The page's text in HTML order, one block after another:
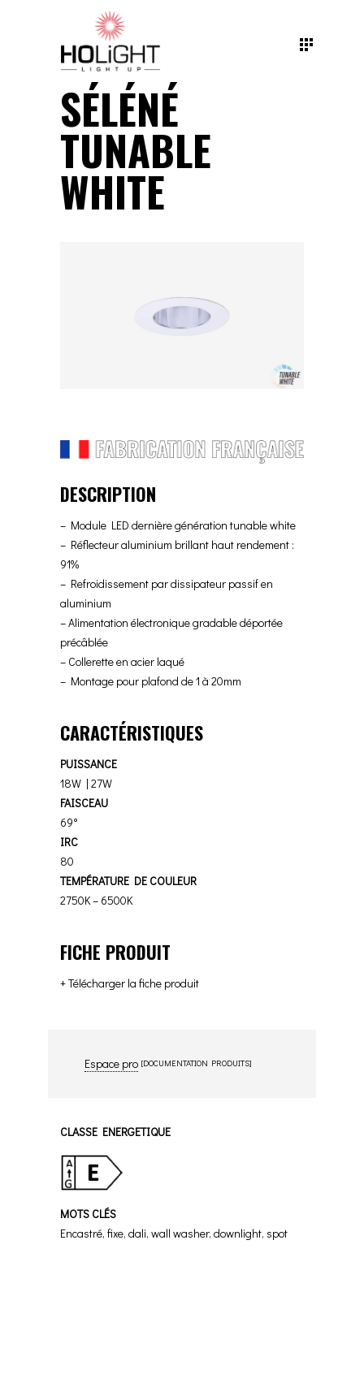
SÉLÉNÉ
TUNABLE
WHITE
DESCRIPTION
– Module LED dernière génération tunable white
– Réflecteur aluminium brillant haut rendement :
91%
– Refroidissement par dissipateur passif en
aluminium
– Alimentation électronique gradable déportée
précâblée
– Collerette en acier laqué
– Montage pour plafond de 1 à 20mm
CARACTÉRISTIQUES
PUISSANCE
18W | 27W
FAISCEAU
69°
IRC
80
TEMPÉRATURE DE COULEUR
2750K – 6500K
FICHE PRODUIT
+ Télécharger la fiche produit
Espace pro [DOCUMENTATION PRODUITS]
CLASSE ENERGETIQUE
MOTS CLÉS
Encastré, fixe, dali, wall washer, downlight, spot